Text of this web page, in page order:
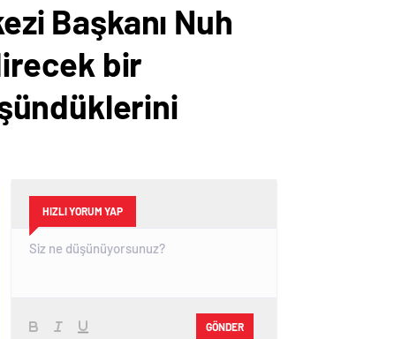
Başkanı Nuh
bir
HIZLI YORUM YAP
GÖNDER